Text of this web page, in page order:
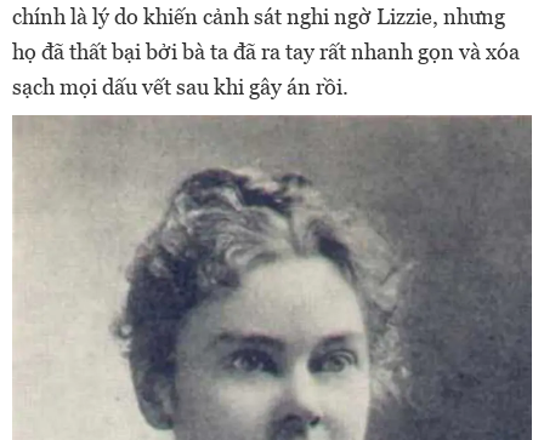
chính là lý do khiến cảnh sát nghi ngờ Lizzie, nhưng
họ đã thất bại bởi bà ta đã ra tay rất nhanh gọn và xóa
sạch mọi dấu vết sau khi gây án rồi.